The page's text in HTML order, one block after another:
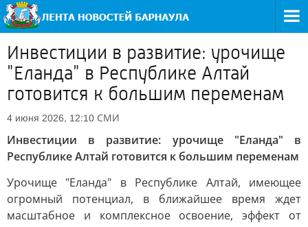
Инвестиции в развитие: урочище
"Еланда" в Республике Алтай
готовится к большим переменам
4 июня 2026, 12:10 СМИ
Инвестиции в развитие: урочище "Еланда" в
Республике Алтай готовится к большим переменам
Урочище "Еланда" в Республике Алтай, имеющее
огромный потенциал, в ближайшее время ждет
масштабное и комплексное освоение, эффект от